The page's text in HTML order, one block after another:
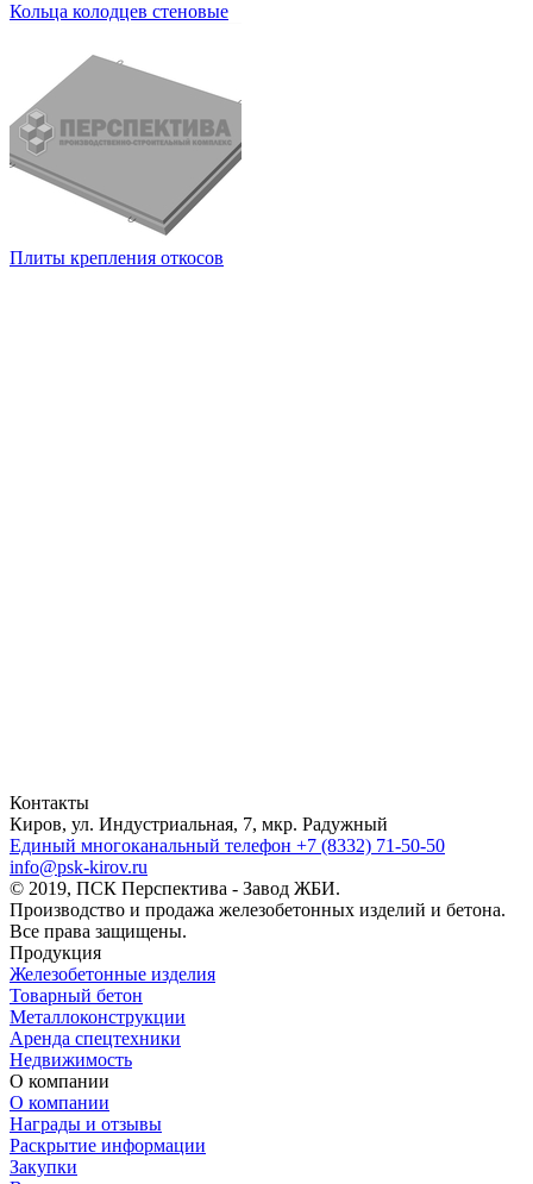
Кольца колодцев стеновые
Плиты крепления откосов
Контакты
Киров, ул. Индустриальная, 7, мкр. Радужный
Единый многоканальный телефон +7 (8332) 71-50-50
info@psk-kirov.ru
© 2019, ПСК Перспектива - Завод ЖБИ.
Производство и продажа железобетонных изделий и бетона.
Все права защищены.
Продукция
Железобетонные изделия
Товарный бетон
Металлоконструкции
Аренда спецтехники
Недвижимость
О компании
О компании
Награды и отзывы
Раскрытие информации
Закупки